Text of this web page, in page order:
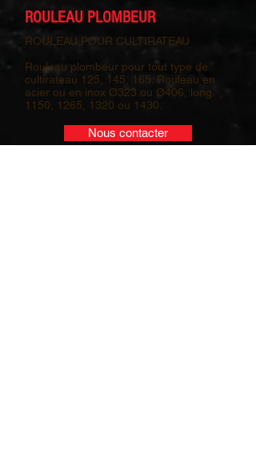
ROULEAU PLOMBEUR
ROULEAU POUR CULTIRATEAU
Rouleau plombeur pour tout type de
cultirateau 125, 145, 165. Rouleau en
acier ou en inox Ø323 ou Ø406, long.
1150, 1265, 1320 ou 1430.
Nous contacter